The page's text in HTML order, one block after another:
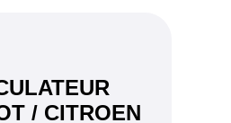
/ CITROEN